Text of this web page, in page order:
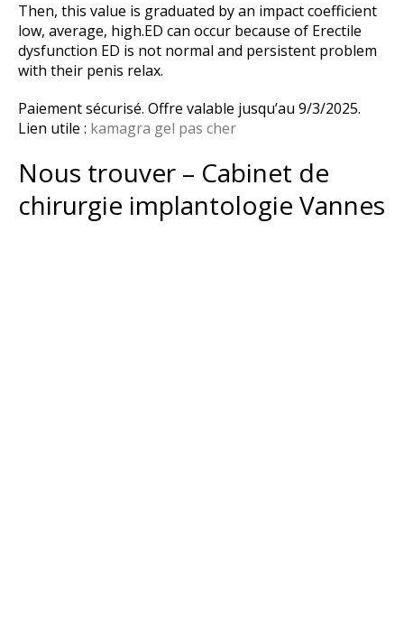
Then, this value is graduated by an impact coefficient
low, average, high.ED can occur because of Erectile
dysfunction ED is not normal and persistent problem
with their penis relax.
Paiement sécurisé. Offre valable jusqu’au 9/3/2025.
Lien utile : kamagra gel pas cher
Nous trouver – Cabinet de
chirurgie implantologie Vannes